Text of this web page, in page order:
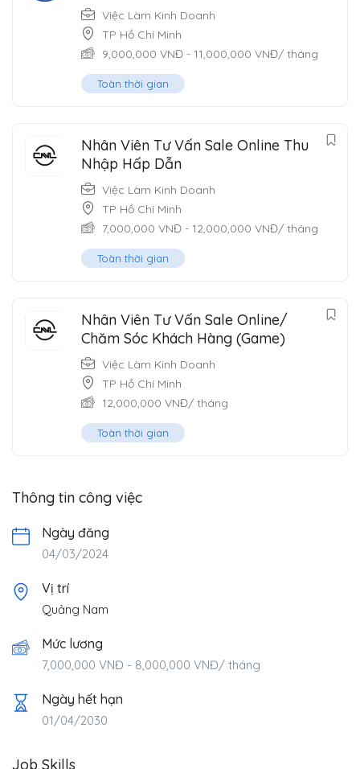
Việc Làm Kinh Doanh
TP Hồ Chí Minh
9,000,000 VNĐ - 11,000,000 VNĐ/ tháng
Toàn thời gian
Nhân Viên Tư Vấn Sale Online Thu
Nhập Hấp Dẫn
Việc Làm Kinh Doanh
TP Hồ Chí Minh
7,000,000 VNĐ - 12,000,000 VNĐ/ tháng
Toàn thời gian
Nhân Viên Tư Vấn Sale Online/
Chăm Sóc Khách Hàng (Game)
Việc Làm Kinh Doanh
TP Hồ Chí Minh
12,000,000 VNĐ/ tháng
Toàn thời gian
Thông tin công việc
Ngày đăng
04/03/2024
Vị trí
Quảng Nam
Mức lương
7,000,000 VNĐ - 8,000,000 VNĐ/ tháng
Ngày hết hạn
01/04/2030
Job Skills